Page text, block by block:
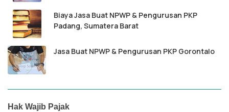
Biaya Jasa Buat NPWP & Pengurusan PKP
Padang, Sumatera Barat
Jasa Buat NPWP & Pengurusan PKP Gorontalo
Hak Wajib Pajak